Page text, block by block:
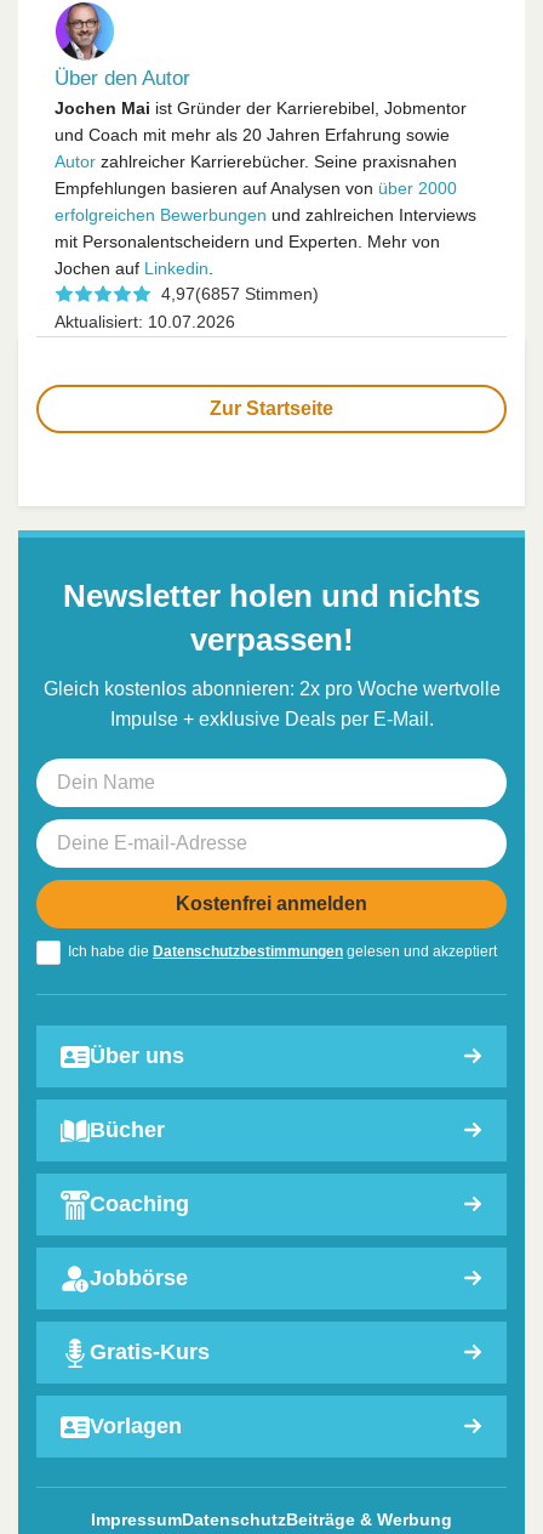
Über den Autor
Jochen Mai ist Gründer der Karrierebibel, Jobmentor
und Coach mit mehr als 20 Jahren Erfahrung sowie
Autor zahlreicher Karrierebücher. Seine praxisnahen
Empfehlungen basieren auf Analysen von über 2000
erfolgreichen Bewerbungen und zahlreichen Interviews
mit Personalentscheidern und Experten. Mehr von
Jochen auf Linkedin.
4,97(6857 Stimmen)
Aktualisiert: 10.07.2026
Zur Startseite
Newsletter holen und nichts
verpassen!
Gleich kostenlos abonnieren: 2x pro Woche wertvolle
Impulse + exklusive Deals per E-Mail.
Ich habe die Datenschutzbestimmungen gelesen und akzeptiert
Über uns
Bücher
Coaching
Jobbörse
Gratis-Kurs
Vorlagen
ImpressumDatenschutzBeiträge & Werbung